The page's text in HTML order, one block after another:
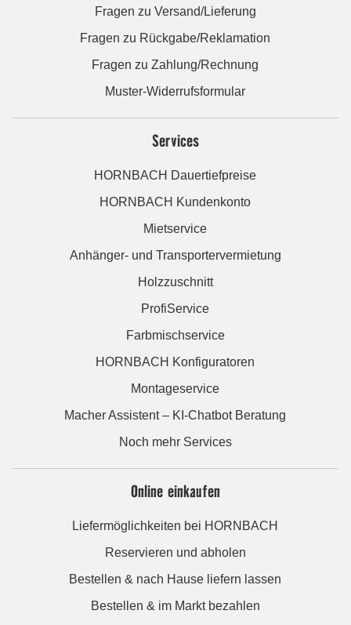
Fragen zu Versand/Lieferung
Fragen zu Rückgabe/Reklamation
Fragen zu Zahlung/Rechnung
Muster-Widerrufsformular
Services
HORNBACH Dauertiefpreise
HORNBACH Kundenkonto
Mietservice
Anhänger- und Transportervermietung
Holzzuschnitt
ProfiService
Farbmischservice
HORNBACH Konfiguratoren
Montageservice
Macher Assistent – KI-Chatbot Beratung
Noch mehr Services
Online einkaufen
Liefermöglichkeiten bei HORNBACH
Reservieren und abholen
Bestellen & nach Hause liefern lassen
Bestellen & im Markt bezahlen